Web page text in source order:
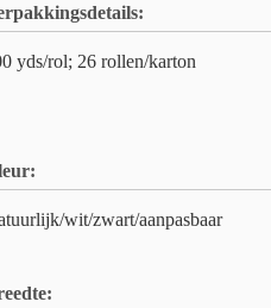
yds/rol; 26 rollen/karton
wit/zwart/aanpasbaar